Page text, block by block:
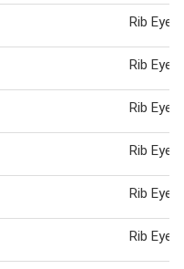
Rib Eye
Rib Eye
Rib Eye,
Rib Eye,
Rib Eye,
Rib Eye,